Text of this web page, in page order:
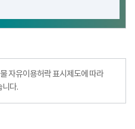
처표시이미지
자유이용허락 표시제도에 따라
니다.